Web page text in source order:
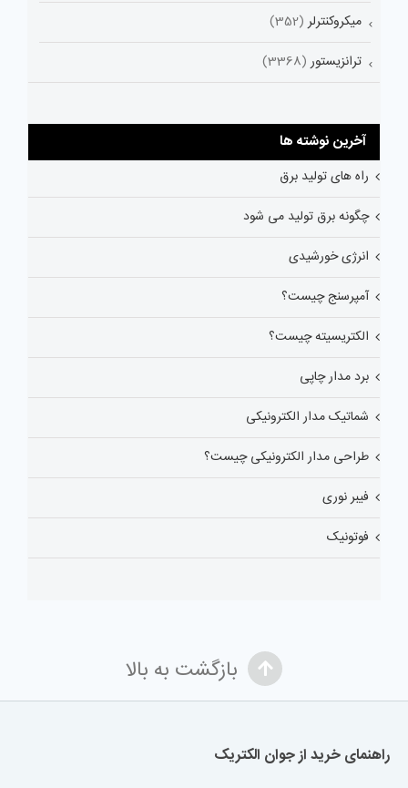
میکروکنترلر (352)
ترانزیستور (3368)
آخرین نوشته ها
راه های تولید برق
چگونه برق تولید می شود
انرژی خورشیدی
آمپرسنج چیست؟
الکتریسیته چیست؟
برد مدار چاپی
شماتیک مدار الکترونیکی
طراحی مدار الکترونیکی چیست؟
فیبر نوری
فوتونیک
بازگشت به بالا
راهنمای خرید از جوان الکتریک